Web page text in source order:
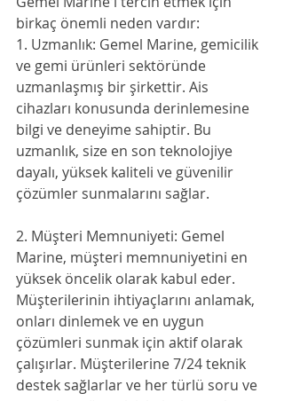
birkaç önemli neden vardır:
1. Uzmanlık: Gemel Marine, gemicilik
ve gemi ürünleri sektöründe
uzmanlaşmış bir şirkettir. Ais
cihazları konusunda derinlemesine
bilgi ve deneyime sahiptir. Bu
uzmanlık, size en son teknolojiye
dayalı, yüksek kaliteli ve güvenilir
çözümler sunmalarını sağlar.
2. Müşteri Memnuniyeti: Gemel
Marine, müşteri memnuniyetini en
yüksek öncelik olarak kabul eder.
Müşterilerinin ihtiyaçlarını anlamak,
onları dinlemek ve en uygun
çözümleri sunmak için aktif olarak
çalışırlar. Müşterilerine 7/24 teknik
destek sağlarlar ve her türlü soru ve